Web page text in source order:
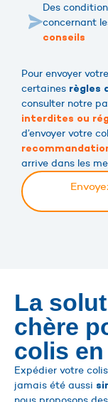
Des
concernant
conseils
Pour envoyer
certaines règles
consulter notre
interdites ou
d’envoyer votre
arrive dans les
La
chère
colis
Expédier votre
jamais été aussi